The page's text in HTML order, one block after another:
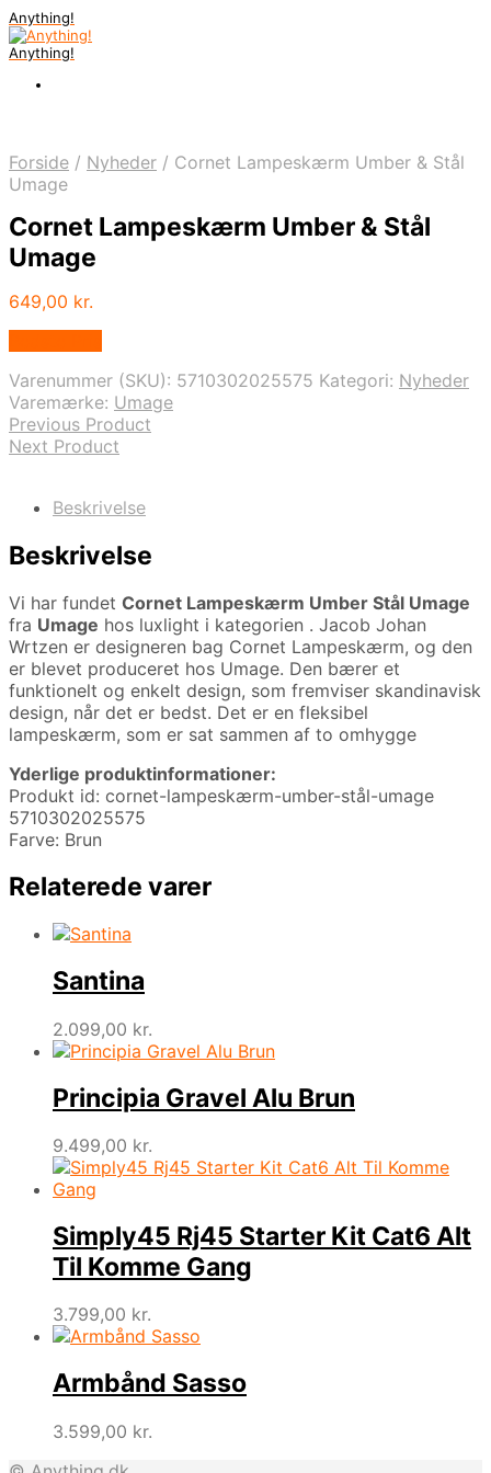
Anything!
Anything!
Forside / Nyheder / Cornet Lampeskærm Umber & Stål
Umage
Cornet Lampeskærm Umber & Stål
Umage
649,00 kr.
Varenummer (SKU): 5710302025575 Kategori: Nyheder
Varemærke: Umage
Previous Product
Next Product
Beskrivelse
Beskrivelse
Vi har fundet Cornet Lampeskærm Umber Stål Umage
fra Umage hos luxlight i kategorien . Jacob Johan
Wrtzen er designeren bag Cornet Lampeskærm, og den
er blevet produceret hos Umage. Den bærer et
funktionelt og enkelt design, som fremviser skandinavisk
design, når det er bedst. Det er en fleksibel
lampeskærm, som er sat sammen af to omhygge
Yderlige produktinformationer:
Produkt id: cornet-lampeskærm-umber-stål-umage
5710302025575
Farve: Brun
Relaterede varer
Santina
2.099,00 kr.
Principia Gravel Alu Brun
9.499,00 kr.
Simply45 Rj45 Starter Kit Cat6 Alt
Til Komme Gang
3.799,00 kr.
Armbånd Sasso
3.599,00 kr.